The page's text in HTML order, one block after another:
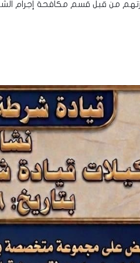
من قبل قسم مكافحة إجرام